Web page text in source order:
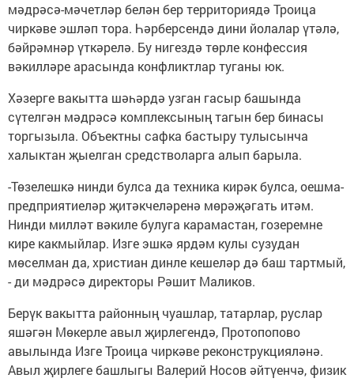
мәдрәсә-мәчетләр белән бер территориядә Троица
чиркәве эшләп тора. Һәрберсендә дини йолалар үтәлә,
бәйрәмнәр үткәрелә. Бу нигездә төрле конфессия
вәкилләре арасында конфликтлар туганы юк.
Хәзерге вакытта шәһәрдә узган гасыр башында
сүтелгән мәдрәсә комплексының тагын бер бинасы
торгызыла. Объектны сафка бастыру тулысынча
халыктан җыелган средстволарга алып барыла.
-Төзелешкә нинди булса да техника кирәк булса, оешма-
предприятиеләр җитәкчеләренә мөрәҗәгать итәм.
Нинди милләт вәкиле булуга карамастан, гозеремне
кире какмыйлар. Изге эшкә ярдәм кулы сузудан
мөселман да, христиан динле кешеләр дә баш тартмый,
- ди мәдрәсә директоры Рәшит Маликов.
Берүк вакытта районның чуашлар, татарлар, руслар
яшәгән Мөкерле авыл җирлегендә, Протопопово
авылында Изге Троица чиркәве реконструкцияләнә.
Авыл җирлеге башлыгы Валерий Носов әйтүенчә, физик